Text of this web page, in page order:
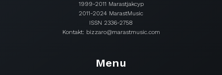
1999-2011 Marastjakcyp
2011-2024 MarastMusic
ISSN 2336-2758
Kontakt: bizzaro@marastmusic.com
Menu